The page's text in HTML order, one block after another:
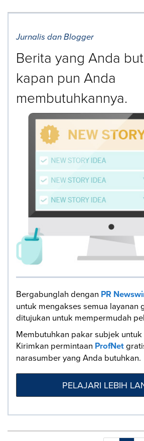
Jurnalis dan Blogger
Berita yang Anda
kapan pun Anda
membutuhkannya.
Bergabunglah dengan PR
untuk mengakses semua layanan
ditujukan untuk mempermudah
Membutuhkan pakar subjek untuk
Kirimkan permintaan ProfNet
narasumber yang Anda butuhkan.
PELAJARI LEBIH